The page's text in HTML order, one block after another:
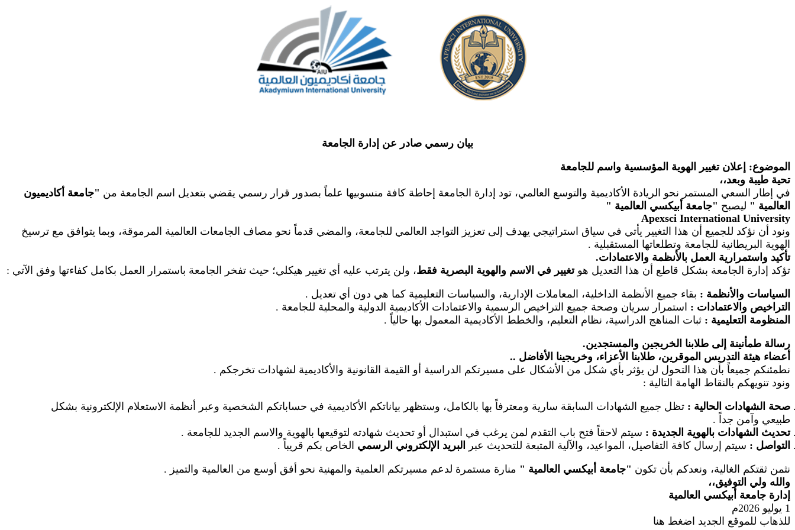
بيان رسمي صادر عن إدارة الجامعة
الموضوع: إعلان تغيير الهوية المؤسسية واسم للجامعة
تحية طيبة وبعد،،
في إطار السعي المستمر نحو الريادة الأكاديمية والتوسع العالمي، تود إدارة الجامعة إحاطة كافة منسوبيها علماً بصدور قرار رسمي يقضي بتعديل اسم الجامعة من "جامعة أكاديميون
العالمية " ليصبح "جامعة أبيكسي العالمية "
International University
Apexsci
ونود أن نؤكد للجميع أن هذا التغيير يأتي في سياق استراتيجي يهدف إلى تعزيز التواجد العالمي للجامعة، والمضي قدماً نحو مصاف الجامعات العالمية المرموقة، وبما يتوافق مع ترسيخ
الهوية البريطانية للجامعة وتطلعاتها المستقبلية .
تأكيد واستمرارية العمل بالأنظمة والاعتمادات.
تؤكد إدارة الجامعة بشكل قاطع أن هذا التعديل هوتغيير في الاسم والهوية البصرية فقط، ولن يترتب عليه أي تغيير هيكلي؛ حيث تفخر الجامعة باستمرار العمل بكامل كفاءتها وفق الآتي :
السياسات والأنظمة : بقاء جميع الأنظمة الداخلية، المعاملات الإدارية، والسياسات التعليمية كما هي دون أي تعديل .
التراخيص والاعتمادات : استمرار سريان وصحة جميع التراخيص الرسمية والاعتمادات الأكاديمية الدولية والمحلية للجامعة .
المنظومة التعليمية : ثبات المناهج الدراسية، نظام التعليم، والخطط الأكاديمية المعمول بها حالياً .
رسالة طمأنينة إلى طلابنا الخريجين والمستجدين.
أعضاء هيئة التدريس الموقرين، طلابنا الأعزاء، وخريجينا الأفاضل ..
نطمئنكم جميعاً بأن هذا التحول لن يؤثر بأي شكل من الأشكال على مسيرتكم الدراسية أو القيمة القانونية والأكاديمية لشهادات تخرجكم .
ونود تنويهكم بالنقاط الهامة التالية :
صحة الشهادات الحالية : تظل جميع الشهادات السابقة سارية ومعترفاً بها بالكامل، وستظهر بياناتكم الأكاديمية في حساباتكم الشخصية وعبر أنظمة الاستعلام الإلكترونية بشكل
طبيعي وآمن جداً .
تحديث الشهادات بالهوية الجديدة : سيتم لاحقاً فتح باب التقدم لمن يرغب في استبدال أو تحديث شهادته لتوقيعها بالهوية والاسم الجديد للجامعة .
التواصل : سيتم إرسال كافة التفاصيل، المواعيد، والآلية المتبعة للتحديث عبر البريد الإلكتروني الرسمي الخاص بكم قريباً .
نثمن ثقتكم الغالية، ونعدكم بأن تكون "جامعة أبيكسي العالمية " منارة مستمرة لدعم مسيرتكم العلمية والمهنية نحو أفق أوسع من العالمية والتميز .
والله ولي التوفيق،،
إدارة جامعة أبيكسي العالمية
1 يوليو 2026م
للذهاب للموقع الجديد اضغط هنا